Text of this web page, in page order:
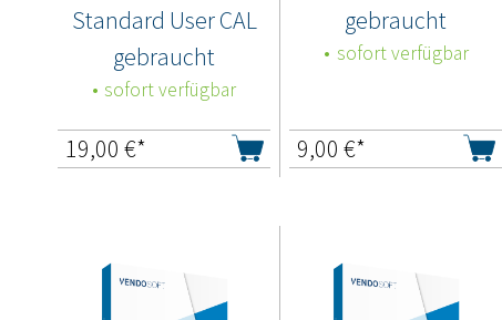
Standard User CAL
gebraucht
sofort verfügbar
19,00 €*
gebraucht
sofort verfügbar
9,00 €*